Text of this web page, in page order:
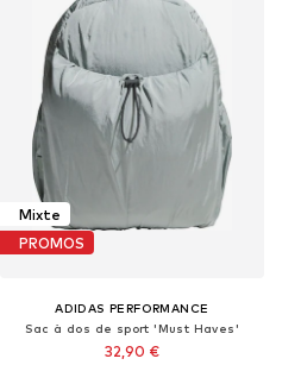
Mixte
PROMOS
ADIDAS PERFORMANCE
Sac à dos de sport 'Must Haves'
32,90 €